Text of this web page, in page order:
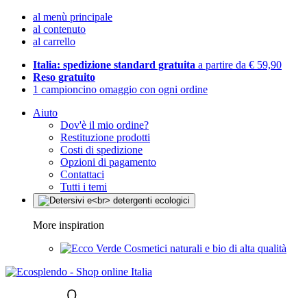
al menù principale
al contenuto
al carrello
Italia: spedizione standard gratuita a partire da € 59,90
Reso gratuito
1 campioncino omaggio con ogni ordine
Aiuto
Dov'è il mio ordine?
Restituzione prodotti
Costi di spedizione
Opzioni di pagamento
Contattaci
Tutti i temi
More inspiration
Cosmetici naturali e bio di alta qualità